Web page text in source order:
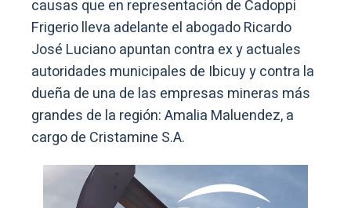
causas que en representación de Cadoppi
Frigerio lleva adelante el abogado Ricardo
José Luciano apuntan contra ex y actuales
autoridades municipales de Ibicuy y contra la
dueña de una de las empresas mineras más
grandes de la región: Amalia Maluendez, a
cargo de Cristamine S.A.